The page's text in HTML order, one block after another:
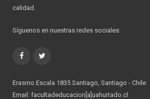
calidad.
Síguenos en nuestras redes sociales:
Facebook
Erasmo Escala 1835 Santiago, Santiago - Chile
Email: facultadeducacion[a]uahurtado.cl